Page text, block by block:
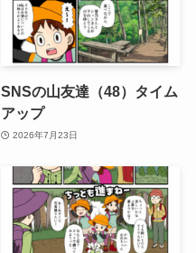
SNSの山友達（48）タイム
アップ
2026年7月23日